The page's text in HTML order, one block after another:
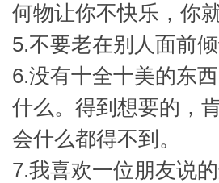
何物让你不快乐，你
5.不要老在别人面前
6.没有十全十美的东
什么。得到想要的，
会什么都得不到。
7.我喜欢一位朋友说